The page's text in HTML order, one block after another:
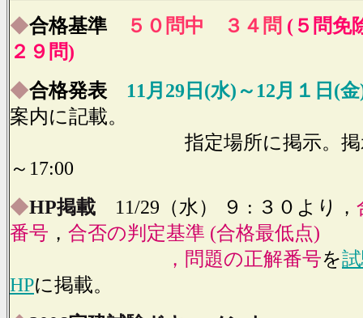
◆合格基準 ５０問中 ３４問 (５問免
２９問)
◆合格発表
11月29日(水)～12月１日(
案内に記載。
指定場所に掲示。掲示
～17:00
◆HP掲載 11/29（水） ９ : ３０より，
番号 ， 合否の判定基準 (合格最低点)
，問題の正解番号を
HPに掲載。